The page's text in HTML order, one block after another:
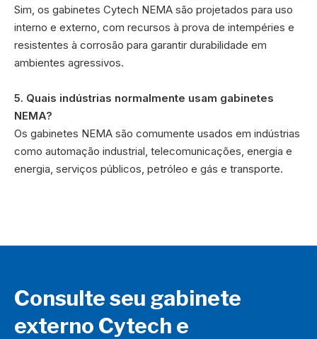
Sim, os gabinetes Cytech NEMA são projetados para uso
interno e externo, com recursos à prova de intempéries e
resistentes à corrosão para garantir durabilidade em
ambientes agressivos.
5. Quais indústrias normalmente usam gabinetes
NEMA?
Os gabinetes NEMA são comumente usados ​​em indústrias
como automação industrial, telecomunicações, energia e
energia, serviços públicos, petróleo e gás e transporte.
Consulte seu gabinete
externo Cytech e